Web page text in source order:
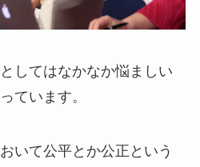
してはなかなか悩ましい
ています。
いて公平とか公正という